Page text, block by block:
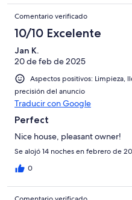
Comentario verificado
10/10 Excelente
Jan K.
20 de feb de 2025
Aspectos positivos: Limpieza,
precisión del anuncio
Traducir con Google
Perfect
Nice house, pleasant owner!
Se alojó 14 noches en febrero de
0